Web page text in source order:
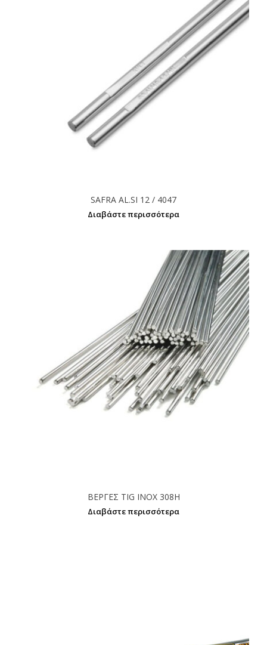
SAFRA AL.SI 12 / 4047
Διαβάστε περισσότερα
ΒΕΡΓΕΣ TIG INOX 308H
Διαβάστε περισσότερα